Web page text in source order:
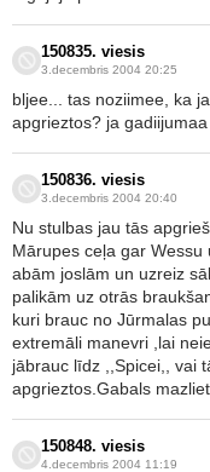
150835. viesis
3.decembris 2004 20:25
bljee... tas noziimee, ka
apgrieztos? ja
150836. viesis
3.decembris 2004 20:40
Nu stulbas jau tās
Mārupes ceļa gar
abām joslām un uzreiz
palikām uz otrās
kuri brauc no Jūrmalas
extremāli manevri ,lai
jābrauc līdz ,,Spicei,, vai
apgrieztos.Gabals
150848. viesis
4.decembris 2004 11:19